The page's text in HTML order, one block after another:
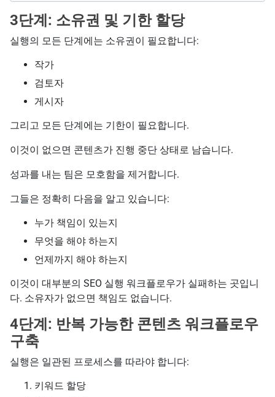
3단계: 소유권 및 기한 할당
실행의 모든 단계에는 소유권이 필요합니다:
작가
검토자
게시자
그리고 모든 단계에는 기한이 필요합니다.
이것이 없으면 콘텐츠가 진행 중단 상태로 남습니다.
성과를 내는 팀은 모호함을 제거합니다.
그들은 정확히 다음을 알고 있습니다:
누가 책임이 있는지
무엇을 해야 하는지
언제까지 해야 하는지
이것이 대부분의 SEO 실행 워크플로우가 실패하는 곳입니
다. 소유자가 없으면 책임도 없습니다.
4단계: 반복 가능한 콘텐츠 워크플로우
구축
실행은 일관된 프로세스를 따라야 합니다:
키워드 할당